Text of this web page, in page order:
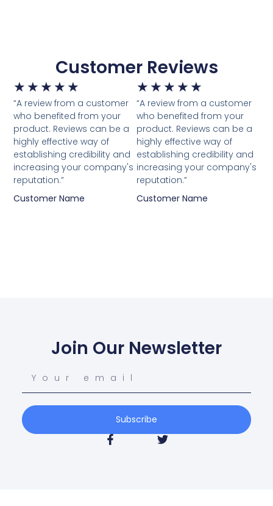
Customer Reviews
★ ★ ★ ★ ★
“A review from a customer
who benefited from your
product. Reviews can be a
highly effective way of
establishing credibility and
increasing your company's
reputation.”
Customer Name
★ ★ ★ ★ ★
“A review from a customer
who benefited from your
product. Reviews can be a
highly effective way of
establishing credibility and
increasing your company's
reputation.”
Customer Name
Join Our Newsletter
Subscribe